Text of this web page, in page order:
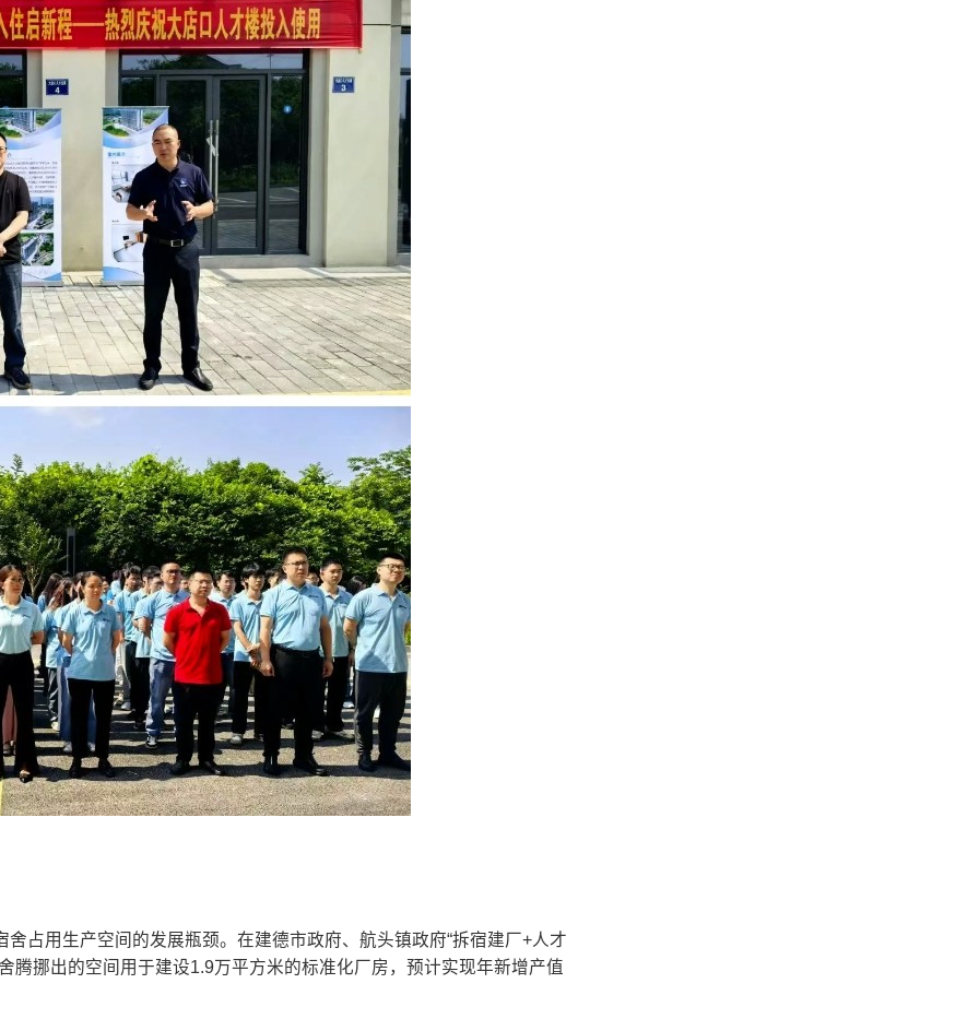
占用生产空间的发展瓶颈。在建德市政府、航头镇政府“拆宿建厂+人才
腾挪出的空间用于建设1.9万平方米的标准化厂房，预计实现年新增产值